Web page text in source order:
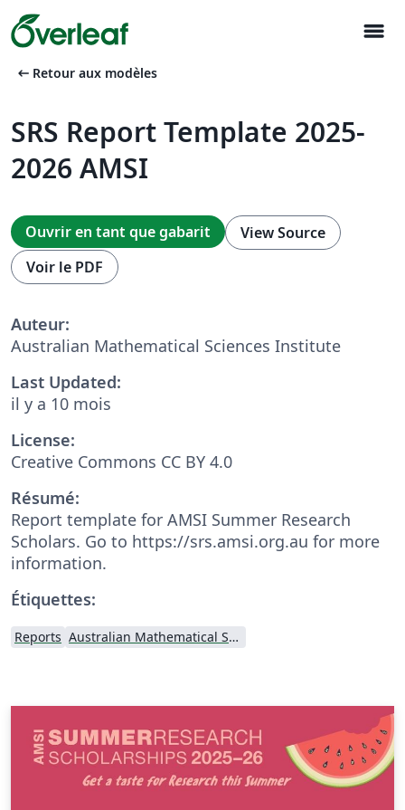
menu
arrow_left_alt Retour aux modèles
SRS Report Template 2025-
2026 AMSI
Ouvrir en tant que gabarit
View Source
Voir le PDF
Auteur:
Australian Mathematical Sciences Institute
Last Updated:
il y a 10 mois
License:
Creative Commons CC BY 4.0
Résumé:
Report template for AMSI Summer Research
Scholars. Go to https://srs.amsi.org.au for more
information.
Étiquettes:
Reports Australian Mathematical Sciences Institute